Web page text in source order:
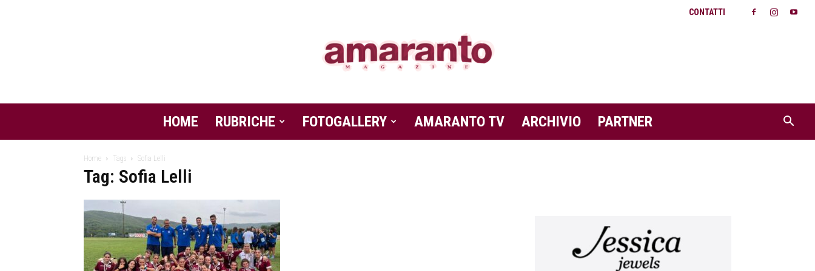
CONTATTI
Amaranto
HOME RUBRICHE FOTOGALLERY AMARANTO TV ARCHIVIO PARTNER
Home Tags Sofia Lelli
Tag: Sofia Lelli